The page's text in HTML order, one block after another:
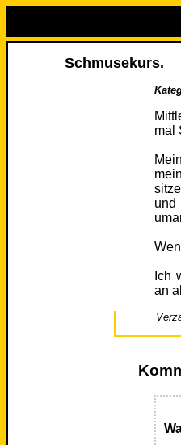
Schmusekurs.
mal
und
Ich
an